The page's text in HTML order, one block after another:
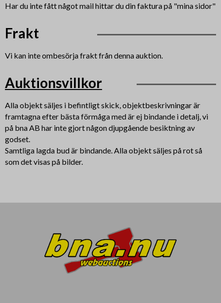
Har du inte fått något mail hittar du din faktura på "mina sidor"
Frakt
Vi kan inte ombesörja frakt från denna auktion.
Auktionsvillkor
Alla objekt säljes i befintligt skick, objektbeskrivningar är
framtagna efter bästa förmåga med är ej bindande i detalj, vi
på bna AB har inte gjort någon djupgående besiktning av
godset.
Samtliga lagda bud är bindande. Alla objekt säljes på rot så
som det visas på bilder.